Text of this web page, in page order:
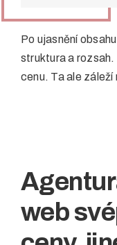
Po ujasnění
struktura a
cenu. Ta ale záleží
web